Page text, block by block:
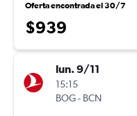
Oferta encontrada el 30/7
$939
lun. 9/11
15:15
BOG- BCN